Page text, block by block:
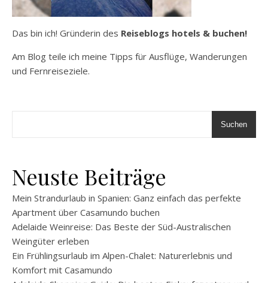
Das bin ich! Gründerin des Reiseblogs hotels & buchen!
Am Blog teile ich meine Tipps für Ausflüge, Wanderungen
und Fernreiseziele.
Suchen
Neuste Beiträge
Mein Strandurlaub in Spanien: Ganz einfach das perfekte
Apartment über Casamundo buchen
Adelaide Weinreise: Das Beste der Süd-Australischen
Weingüter erleben
Ein Frühlingsurlaub im Alpen-Chalet: Naturerlebnis und
Komfort mit Casamundo